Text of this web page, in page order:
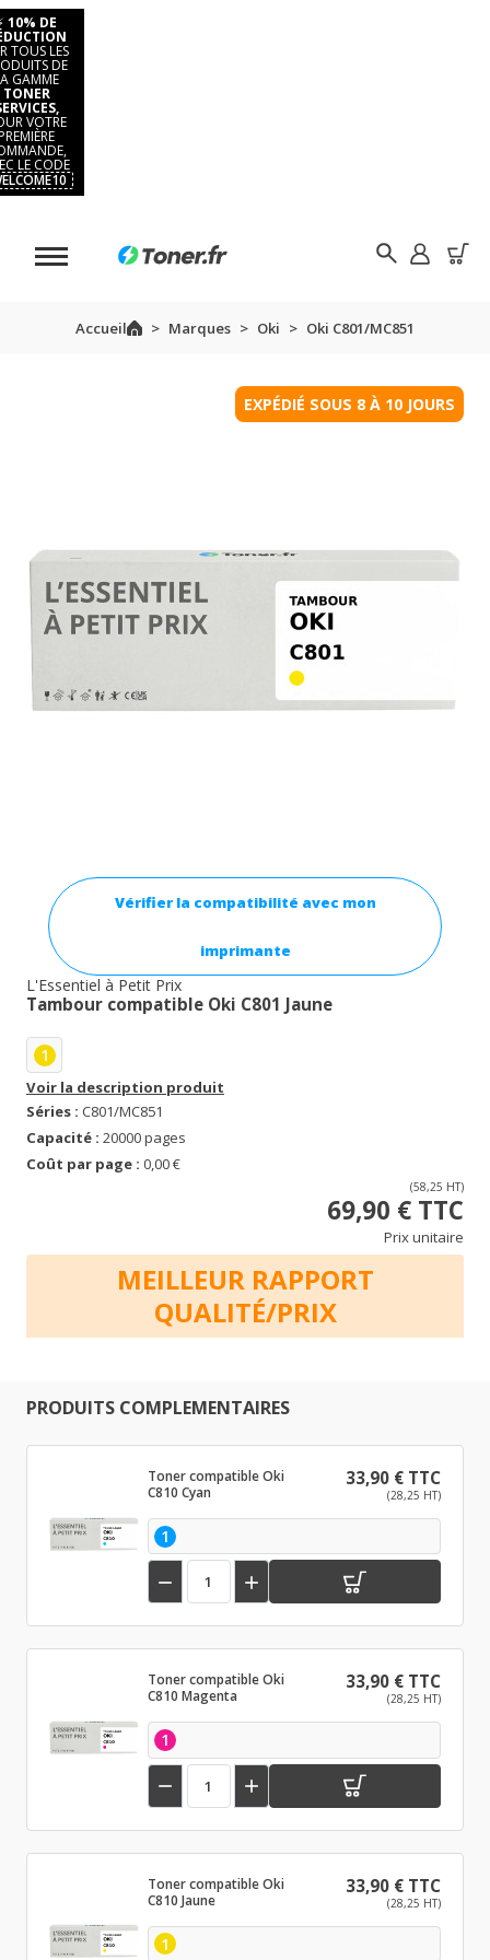
10% DE
TOUS LES
DE
GAMME
TONER
VOTRE
LE CODE
Accueil Marques Oki Oki C801/MC851
EXPÉDIÉ SOUS 8 À 10 JOURS
Vérifier la compatibilité avec mon
imprimante
L'Essentiel à Petit Prix
Tambour compatible Oki C801 Jaune
1
Voir la description produit
Séries : C801/MC851
Capacité : 20000 pages
Coût par page : 0,00 €
(58,25 HT)
69,90 € TTC
Prix unitaire
MEILLEUR RAPPORT
QUALITÉ/PRIX
PRODUITS COMPLEMENTAIRES
Toner compatible Oki
C810 Cyan
33,90 € TTC
(28,25 HT)
1
 
Toner compatible Oki
C810 Magenta
33,90 € TTC
(28,25 HT)
1
 
Toner compatible Oki
C810 Jaune
33,90 € TTC
(28,25 HT)
1